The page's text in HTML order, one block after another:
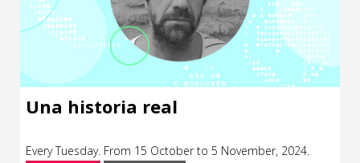
Medio Ambiente
Sin categoría
Una historia real
Every Tuesday. From 15 October to 5 November, 2024.